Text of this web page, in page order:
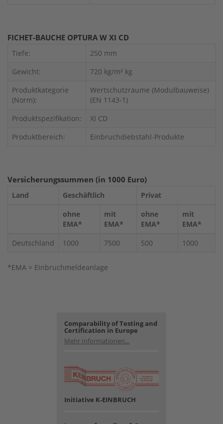
FICHET-BAUCHE OPTURA W XI CD
Tiefe:
250 mm
Gewicht:
720 kg/m² kg
Produktkategorie
(Norm):
Wertschutzräume (Modulbauweise)
(EN 1143-1)
Produktspezifikation:
XI CD
Produktbereich:
Einbruchdiebstahl-Produkte
Versicherungssummen (in 1000 Euro)
Land Geschäftlich
Privat
ohne
EMA*
mit
EMA*
ohne
EMA*
mit
EMA*
Deutschland
1000 7500 500 1000
*EMA = Einbruchmeldeanlage
Comparability of Testing and
Certification in Europe
Mehr Informationen...
Initiative K-EINBRUCH